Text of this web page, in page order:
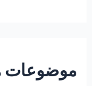
موضوعات